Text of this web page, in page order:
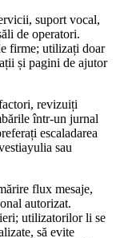
suport vocal,
de operatori.
firme; utilizați doar
și pagini de ajutor
revizuiți
într-un jurnal
escaladarea
sau
flux mesaje,
autorizat.
utilizatorilor li se
să evite